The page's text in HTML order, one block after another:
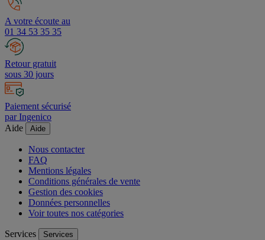
A votre écoute au
01 34 53 35 35
Retour gratuit
sous 30 jours
Paiement sécurisé
par Ingenico
Aide
Aide
Nous contacter
FAQ
Mentions légales
Conditions générales de vente
Gestion des cookies
Données personnelles
Voir toutes nos catégories
Services Services